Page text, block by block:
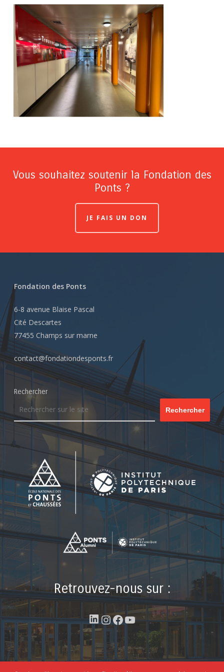
Vous souhaitez soutenir la Fondation des
Ponts ?
JE FAIS UN DON
Fondation des Ponts
6-8 avenue Blaise Pascal
Cité Descartes
77455 Champs sur marne
contact@fondationdesponts.fr
Rechercher
Rechercher
Retrouvez-nous sur :
LinkedIn
Instagram
Facebook
YouTube